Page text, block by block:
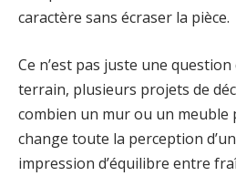
caractère sans écraser la pièce.
Ce n’est pas juste une
terrain, plusieurs projets de
combien un mur ou un meuble
change toute la perception d’un
impression d’équilibre entre